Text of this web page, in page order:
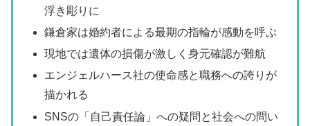
浮き彫りに
鎌倉家は婚約者による最期の指輪が感動を呼ぶ
現地では遺体の損傷が激しく身元確認が難航
エンジェルハース社の使命感と職務への誇りが
描かれる
SNSの「自己責任論」への疑問と社会への問い